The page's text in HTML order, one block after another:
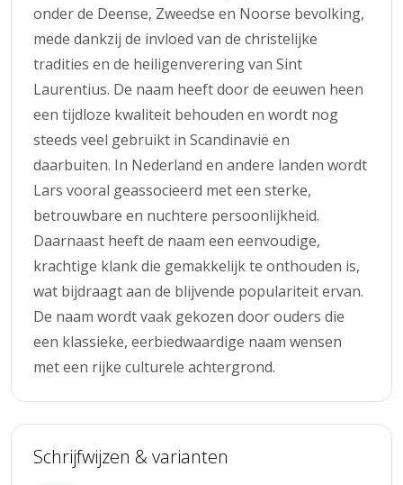
onder de Deense, Zweedse en Noorse bevolking,
mede dankzij de invloed van de christelijke
tradities en de heiligenverering van Sint
Laurentius. De naam heeft door de eeuwen heen
een tijdloze kwaliteit behouden en wordt nog
steeds veel gebruikt in Scandinavië en
daarbuiten. In Nederland en andere landen wordt
Lars vooral geassocieerd met een sterke,
betrouwbare en nuchtere persoonlijkheid.
Daarnaast heeft de naam een eenvoudige,
krachtige klank die gemakkelijk te onthouden is,
wat bijdraagt aan de blijvende populariteit ervan.
De naam wordt vaak gekozen door ouders die
een klassieke, eerbiedwaardige naam wensen
met een rijke culturele achtergrond.
Schrijfwijzen & varianten